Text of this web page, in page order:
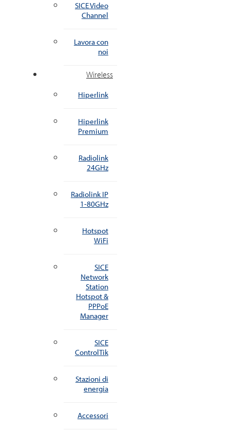
SICE Video
Channel
Lavora con
noi
Wireless
Hiperlink
Hiperlink
Premium
Radiolink
24GHz
Radiolink IP
1-80GHz
Hotspot
WiFi
SICE
Network
Station
Hotspot &
PPPoE
Manager
SICE
ControlTik
Stazioni di
energia
Accessori